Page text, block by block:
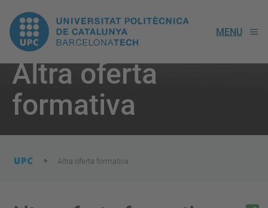
UPC.
Universitat
Politècnica
de
Catalunya
MENU
Altra oferta
formativa
You
are
here:
Altra oferta formativa